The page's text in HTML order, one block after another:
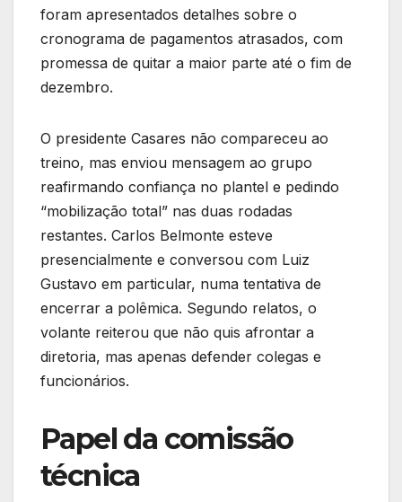
foram apresentados detalhes sobre o
cronograma de pagamentos atrasados, com
promessa de quitar a maior parte até o fim de
dezembro.
O presidente Casares não compareceu ao
treino, mas enviou mensagem ao grupo
reafirmando confiança no plantel e pedindo
“mobilização total” nas duas rodadas
restantes. Carlos Belmonte esteve
presencialmente e conversou com Luiz
Gustavo em particular, numa tentativa de
encerrar a polêmica. Segundo relatos, o
volante reiterou que não quis afrontar a
diretoria, mas apenas defender colegas e
funcionários.
Papel da comissão
técnica